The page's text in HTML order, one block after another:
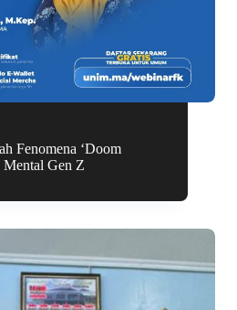
Fenomena ‘Doom
Mental Gen Z